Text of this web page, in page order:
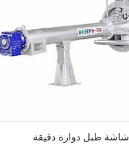
شاشة طبل دوارة دقيقة